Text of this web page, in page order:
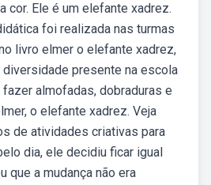
cor. Ele é um elefante xadrez.
foi realizada nas turmas
livro elmer o elefante xadrez,
diversidade presente na escola
fazer almofadas, dobraduras e
o elefante xadrez. Veja
de atividades criativas para
dia, ele decidiu ficar igual
que a mudança não era